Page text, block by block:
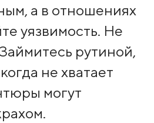
а в отношениях
уязвимость. Не
рутиной,
не хватает
могут